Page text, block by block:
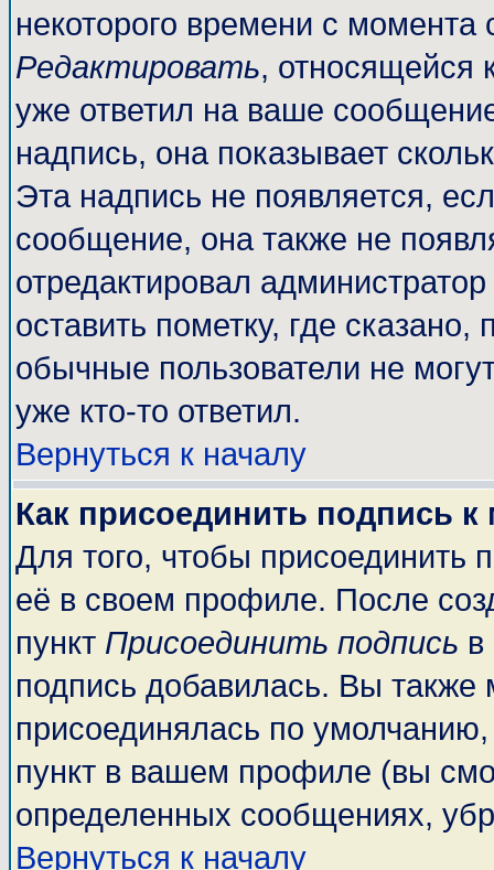
некоторого времени с
Редактировать, относящейся
уже ответил на ваше
надпись, она показывает
Эта надпись не появляется,
сообщение, она также не
отредактировал
оставить пометку, где
обычные пользователи не
уже кто-то ответил.
Вернуться к началу
Как присоединить подпись
Для того, чтобы присоединить
её в своем профиле. После
пункт Присоединить подпись
подпись добавилась. Вы также
присоединялась по
пункт в вашем профиле (вы
определенных сообщениях,
Вернуться к началу